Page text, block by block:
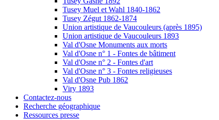
Tusey Muel et Wahl 1840-1862
Tusey Zégut 1862-1874
Union artistique de Vaucouleurs (après 1895)
Union artistique de Vaucouleurs 1893
Val d'Osne Monuments aux morts
Val d'Osne n° 1 - Fontes de bâtiment
Val d'Osne n° 2 - Fontes d'art
Val d'Osne n° 3 - Fontes religieuses
Val d'Osne Pub 1862
Viry 1893
Contactez-nous
Recherche géographique
Ressources presse